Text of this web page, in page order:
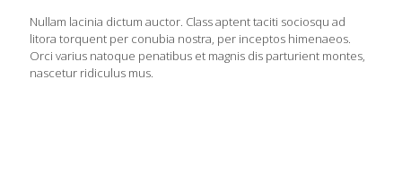
Nullam lacinia dictum auctor. Class aptent taciti sociosqu ad
litora torquent per conubia nostra, per inceptos himenaeos.
Orci varius natoque penatibus et magnis dis parturient montes,
nascetur ridiculus mus.